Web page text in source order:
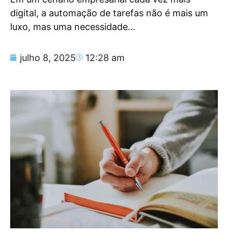
digital, a automação de tarefas não é mais um
luxo, mas uma necessidade...
julho 8, 2025 12:28 am